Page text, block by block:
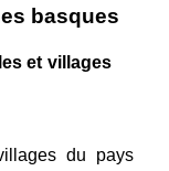
basques
et villages
du pays